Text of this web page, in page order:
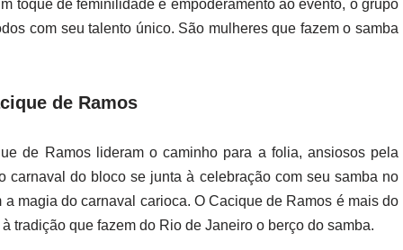
toque de feminilidade e empoderamento ao evento, o grupo
com seu talento único. São mulheres que fazem o samba
de Ramos
de Ramos lideram o caminho para a folia, ansiosos pela
carnaval do bloco se junta à celebração com seu samba no
magia do carnaval carioca. O Cacique de Ramos é mais do
tradição que fazem do Rio de Janeiro o berço do samba.